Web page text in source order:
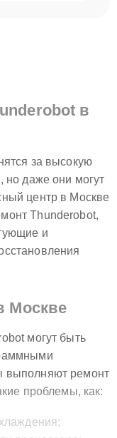
в
за высокую
но даже они могут
центр в Москве
Thunderobot,
и
Москве
могут быть
выполняют ремонт
проблемы, как: